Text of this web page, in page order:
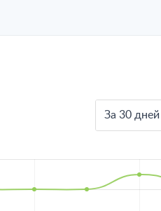
За 30 дней